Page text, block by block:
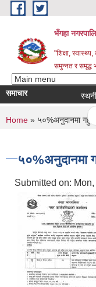
Skip to main content
भँगहा
"शिक्षा,
समुन्नत र समृद्ध
समाचार स्थनीय
«
You are
Home » ५०%अनुदानमा
५०%अनुदानमा
Submitted on: